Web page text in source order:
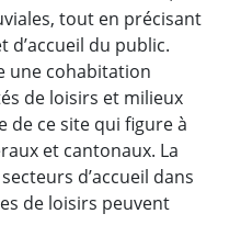
tout en précisant
d’accueil du public.
une cohabitation
de loisirs et milieux
de ce site qui figure à
et cantonaux. La
d’accueil dans
de loisirs peuvent